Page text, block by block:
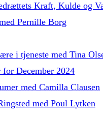
Kraft, Kulde og
Pernille Borg
i tjeneste med Tina
December 2024
med Camilla Clausen
med Poul Lytken